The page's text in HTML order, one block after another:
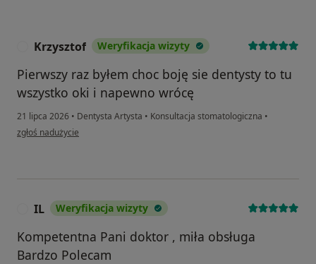
Krzysztof Weryfikacja wizyty
Pierwszy raz byłem choc boję sie dentysty to tu
wszystko oki i napewno wrócę
21 lipca 2026 • Dentysta Artysta • Konsultacja stomatologiczna •
w opinii użytkownika Krzysztof
zgłoś nadużycie
IL Weryfikacja wizyty
Kompetentna Pani doktor , miła obsługa
Bardzo Polecam